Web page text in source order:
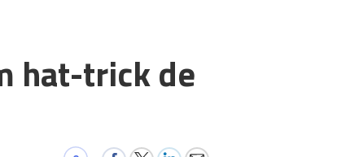
hat-trick de